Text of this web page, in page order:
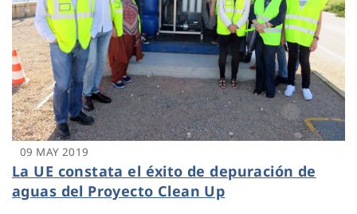
09 MAY 2019
La UE constata el éxito de depuración de
aguas del Proyecto Clean Up